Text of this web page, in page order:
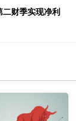
财季实现净利